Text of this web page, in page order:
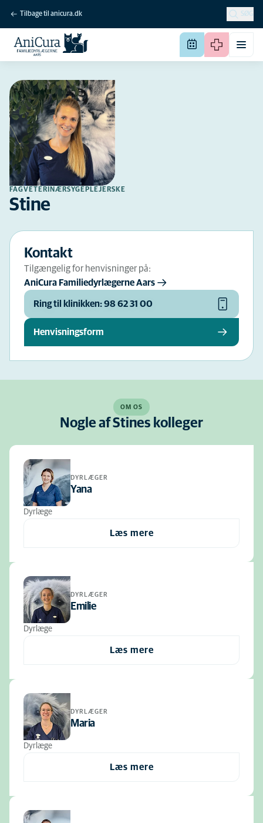
Tilbage til anicura.dk SØG
FAGVETERINÆRSYGEPLEJERSKE
Stine
Kontakt
Tilgængelig for henvisninger på:
AniCura Familiedyrlægerne Aars
Ring til klinikken: 98 62 31 00
Henvisningsform
OM OS
Nogle af Stines kolleger
DYRLÆGER
Yana
Dyrlæge
Læs mere
DYRLÆGER
Emilie
Dyrlæge
Læs mere
DYRLÆGER
Maria
Dyrlæge
Læs mere